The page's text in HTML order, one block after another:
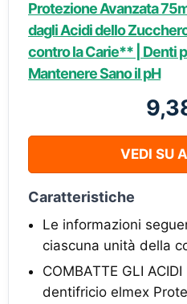
Protezione Avanzata
dagli Acidi dello
contro la Carie** | Denti
Mantenere Sano il pH
VEDI SU
Caratteristiche
Le informazioni
ciascuna unità della
COMBATTE GLI
dentifricio elmex